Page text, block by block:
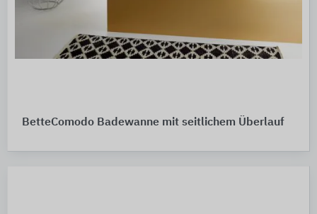
BetteComodo Badewanne mit seitlichem Überlauf